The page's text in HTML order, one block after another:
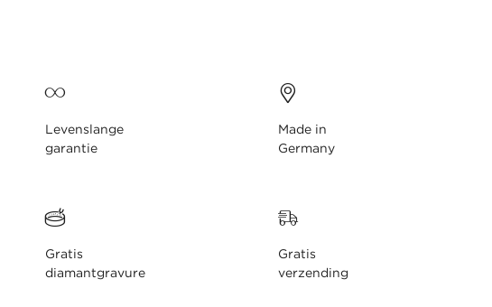
Levenslange
garantie
Made in
Germany
Gratis
diamantgravure
Gratis
verzending